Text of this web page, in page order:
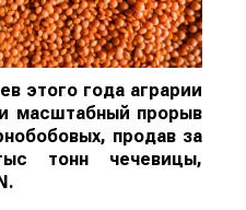
этого года аграрии
масштабный прорыв
продав за
тонн чечевицы,
.